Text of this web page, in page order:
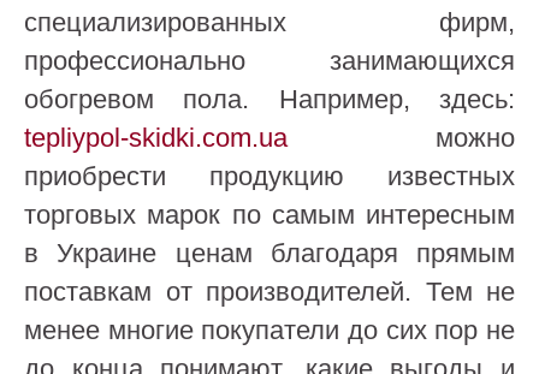
специализированных фирм,
профессионально занимающихся
обогревом пола. Например, здесь:
tepliypol-skidki.com.uaможно
приобрести продукцию известных
торговых марок по самым интересным
в Украине ценам благодаря прямым
поставкам от производителей. Тем не
менее многие покупатели до сих пор не